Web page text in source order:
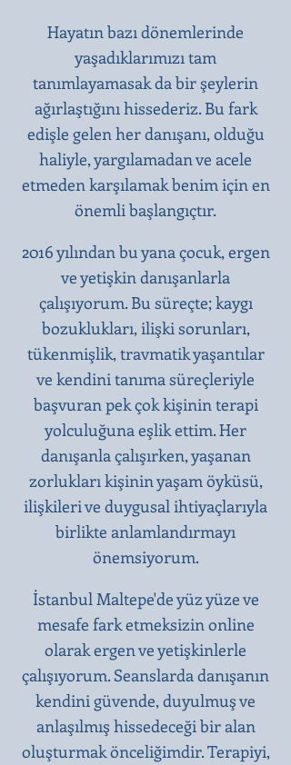
Hayatın bazı dönemlerinde
yaşadıklarımızı tam
tanımlayamasak da bir şeylerin
ağırlaştığını hissederiz. Bu fark
edişle gelen her danışanı, olduğu
haliyle, yargılamadan ve acele
etmeden karşılamak benim için en
önemli başlangıçtır.​
2016 yılından bu yana çocuk, ergen
ve yetişkin danışanlarla
çalışıyorum. Bu süreçte; kaygı
bozuklukları, ilişki sorunları,
tükenmişlik, travmatik yaşantılar
ve kendini tanıma süreçleriyle
başvuran pek çok kişinin terapi
yolculuğuna eşlik ettim. Her
danışanla çalışırken, yaşanan
zorlukları kişinin yaşam öyküsü,
ilişkileri ve duygusal ihtiyaçlarıyla
birlikte anlamlandırmayı
önemsiyorum.
İstanbul Maltepe'de yüz yüze ve
mesafe fark etmeksizin online
olarak ergen ve yetişkinlerle
çalışıyorum. Seanslarda danışanın
kendini güvende, duyulmuş ve
anlaşılmış hissedeceği bir alan
oluşturmak önceliğimdir. Terapiyi,